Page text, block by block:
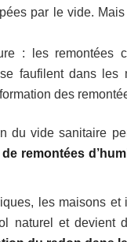
par le vide.
: les remontées
faufilent dans
des
du vide sanitaire
remontées
les maisons
naturel et devient